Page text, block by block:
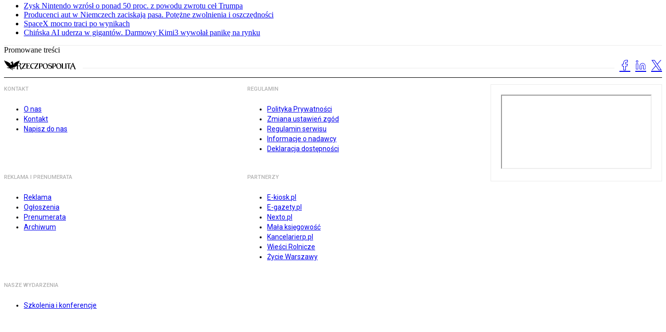
Zysk Nintendo wzrósł o ponad 50 proc. z powodu zwrotu ceł Trumpa
Producenci aut w Niemczech zaciskają pasa. Potężne zwolnienia i oszczędności
SpaceX mocno traci po wynikach
Chińska AI uderza w gigantów. Darmowy Kimi3 wywołał panikę na rynku
Promowane treści
KONTAKT
O nas
Kontakt
Napisz do nas
REGULAMIN
Polityka Prywatności
Zmiana ustawień zgód
Regulamin serwisu
Informacje o nadawcy
Deklaracja dostępności
REKLAMA I PRENUMERATA
Reklama
Ogłoszenia
Prenumerata
Archiwum
PARTNERZY
E-kiosk.pl
E-gazety.pl
Nexto.pl
Mała księgowość
Kancelarierp.pl
Wieści Rolnicze
Życie Warszawy
NASZE WYDARZENIA
Szkolenia i konferencje